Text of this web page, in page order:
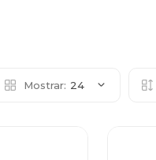
Mostrar: 24